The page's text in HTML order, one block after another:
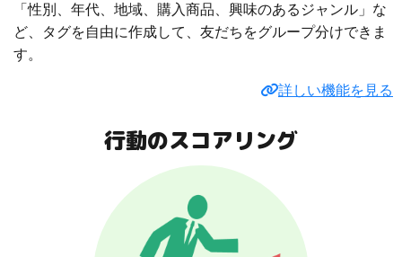
「性別、年代、地域、購入商品、興味のあるジャンル」な
ど、タグを自由に作成して、友だちをグループ分けできま
す。
詳しい機能を見る
行動のスコアリング